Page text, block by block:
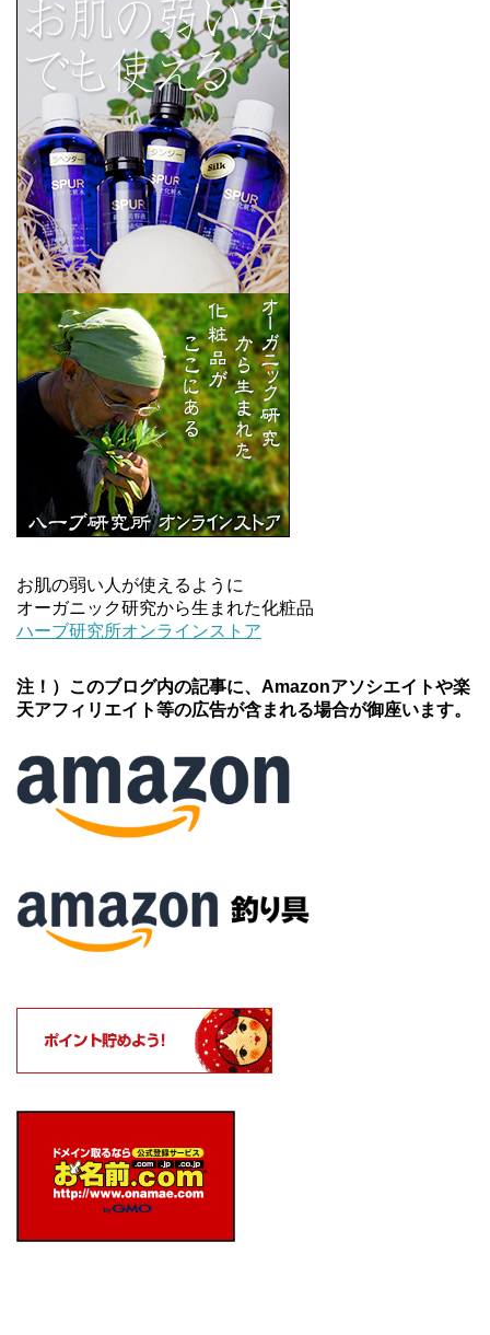
お肌の弱い人が使えるように
オーガニック研究から生まれた化粧品
ハーブ研究所オンラインストア
注！）このブログ内の記事に、Amazonアソシエイトや楽
天アフィリエイト等の広告が含まれる場合が御座います。